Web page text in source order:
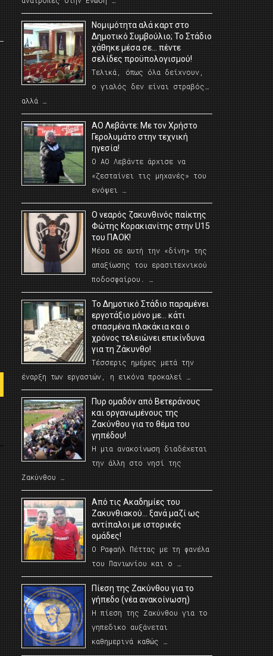
Νομιμότητα αλά καρτ στο
Δημοτικό Συμβούλιο; Το Στάδιο
χάθηκε μέσα σε… πέντε
σελίδες προϋπολογισμού!
Τελικά, όπως όλα δείχνουν,
ο γιαλός δεν είναι στραβός…
αλλά …
ΑΟ Λεβάντε: Με τον Χρήστο
Γερολυμάτο στην τεχνική
ηγεσία!
Ο ΑΟ Λεβάντε άρχισε να
«ζεσταίνει τις μηχανές» του
ενόψει …
O νεαρός ζακυνθινός παίκτης
Φώτης Κορακιανίτης στην U15
του ΠΑΟΚ!
Μέσα σε αυτή την «δίνη» της
απαξίωσης του ερασιτεχνικού
ποδοσφαίρου. …
Το Δημοτικό Στάδιο παραμένει
εργοτάξιο μόνο με… κάτι
σπασμένα πλακάκια και ο
χρόνος τελειώνει επικίνδυνα
για τη Ζάκυνθο!
Τέσσερις ημέρες μετά την
έναρξη των εργασιών, η εικόνα προκαλεί …
Πυρ ομαδόν από Βετεράνους
και οργανωμένους της
Ζακύνθου για το θέμα του
γηπέδου!
Η μια ανακοίνωση διαδέχεται
την άλλη στο νησί της
Ζακύνθου …
Από τις Ακαδημίες του
Ζακυνθιακού… ξανά μαζί ως
αντίπαλοι με ιστορικές
ομάδες!
Ο Ραφαήλ Πέττας με τη φανέλα
του Πανιωνίου και ο …
Πίεση της Ζακύνθου για το
γήπεδο (νέα ανακοίνωση)
Η πίεση της Ζακύνθου για το
γηπεδικο αυξάνεται
καθημερινά καθώς …